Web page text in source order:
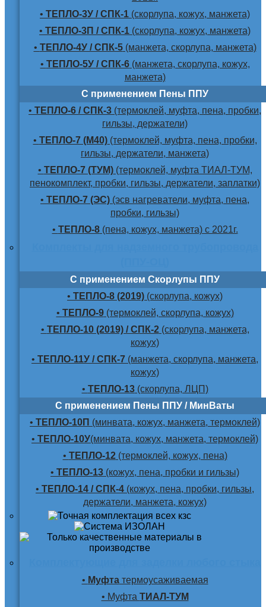
• ТЕПЛО-3У / СПК-1 (скорлупа, кожух, манжета)
• ТЕПЛО-3П / СПК-1 (скорлупа, кожух, манжета)
• ТЕПЛО-4У / СПК-5(манжета, скорлупа, манжета)
• ТЕПЛО-5У / СПК-6(манжета, скорлупа, кожух,
манжета)
С применением Пены ППУ
• ТЕПЛО-6 / СПК-3 (термоклей, муфта, пена, пробки,
гильзы, держатели)
• ТЕПЛО-7 (М40)(термоклей, муфта, пена, пробки,
гильзы, держатели, манжета)
• ТЕПЛО-7 (ТУМ)(термоклей, муфта ТИАЛ-ТУМ,
пенокомплект, пробки, гильзы, держатели, заплатки)
• ТЕПЛО-7 (ЭС) (эсв нагреватели, муфта, пена,
пробки, гильзы)
• ТЕПЛО-8(пена, кожух, манжета) с 2021г.
С применением Скорлупы ППУ
• ТЕПЛО-8 (2019) (скорлупа, кожух)
• ТЕПЛО-9(термоклей, скорлупа, кожух)
• ТЕПЛО-10 (2019) / СПК-2(скорлупа, манжета,
кожух)
• ТЕПЛО-11У / СПК-7 (манжета, скорлупа, манжета,
кожух)
• ТЕПЛО-13(скорлупа, ЛЦП)
С применением Пены ППУ / МинВаты
• ТЕПЛО-10П (минвата, кожух, манжета, термоклей)
• ТЕПЛО-10У(минвата, кожух, манжета, термоклей)
• ТЕПЛО-12(термоклей, кожух, пена)
• ТЕПЛО-13 (кожух, пена, пробки и гильзы)
• ТЕПЛО-14 / СПК-4 (кожух, пена, пробки, гильзы,
держатели, манжета, кожух)
• Муфтатермоусаживаемая
• Муфта ТИАЛ-ТУМ